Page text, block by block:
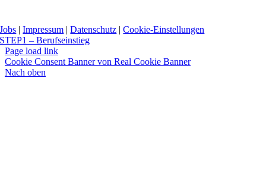
Jobs |Impressum |Datenschutz |Cookie-Einstellungen
STEP1 – Berufseinstieg
Page load link
Cookie Consent Banner von Real Cookie Banner
Nach oben